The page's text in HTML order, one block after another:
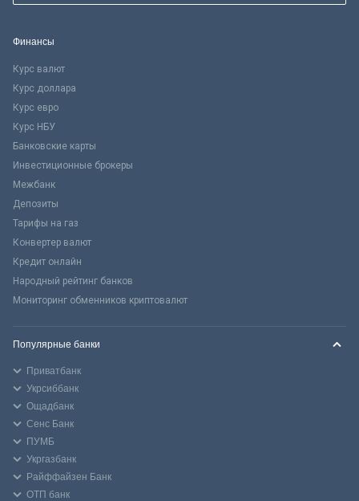
Финансы
Курс валют
Курс доллара
Курс евро
Курс НБУ
Банковские карты
Инвестиционные брокеры
Межбанк
Депозиты
Тарифы на газ
Конвертер валют
Кредит онлайн
Народный рейтинг банков
Мониторинг обменников криптовалют
Популярные банки
Приватбанк
Укрсиббанк
Ощадбанк
Сенс Банк
ПУМБ
Укргазбанк
Райффайзен Банк
ОТП банк